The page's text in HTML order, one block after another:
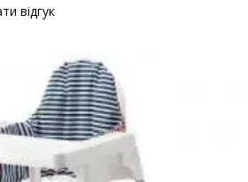
відгук